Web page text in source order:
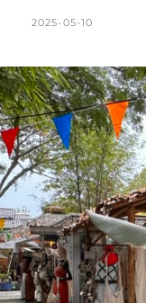
觀
光
路
線。
LEE
HENG
傢
俱、
塔
佩
門、
柴
迪
POSTED
2025-05-10
T
H
L
E
E
N
A
V
E
A
C
O
M
M
E
N